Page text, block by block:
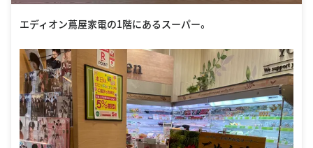
エディオン蔦屋家電の1階にあるスーパー。